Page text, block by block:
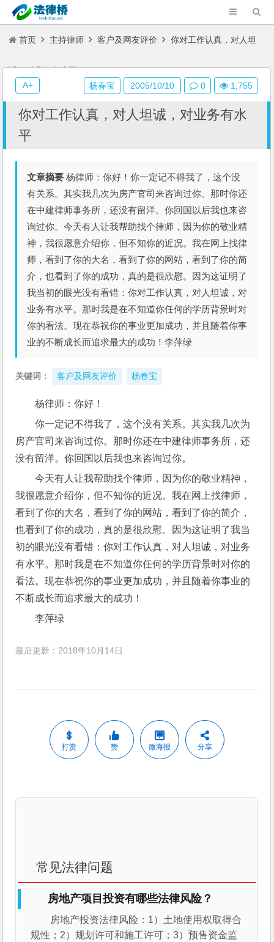
首页 主持律师 客户及网友评价 你对工作认真，对人坦
诚，对业务有水平
你对工作认真，对人坦诚，对业务有水
平
文章摘要 杨律师：你好！你一定记不得我了，这个没
有关系。其实我几次为房产官司来咨询过你。那时你还
在中建律师事务所，还没有留洋。你回国以后我也来咨
询过你。今天有人让我帮助找个律师，因为你的敬业精
神，我很愿意介绍你，但不知你的近况。我在网上找律
师，看到了你的大名，看到了你的网站，看到了你的简
介，也看到了你的成功，真的是很欣慰。因为这证明了
我当初的眼光没有看错：你对工作认真，对人坦诚，对
业务有水平。那时我是在不知道你任何的学历背景时对
你的看法。现在恭祝你的事业更加成功，并且随着你事
业的不断成长而追求最大的成功！李萍绿
关键词： 客户及网友评价 杨春宝
杨律师：你好！
你一定记不得我了，这个没有关系。其实我几次为
房产官司来咨询过你。那时你还在中建律师事务所，还
没有留洋。你回国以后我也来咨询过你。
今天有人让我帮助找个律师，因为你的敬业精神，
我很愿意介绍你，但不知你的近况。我在网上找律师，
看到了你的大名，看到了你的网站，看到了你的简介，
也看到了你的成功，真的是很欣慰。因为这证明了我当
初的眼光没有看错：你对工作认真，对人坦诚，对业务
有水平。那时我是在不知道你任何的学历背景时对你的
看法。现在恭祝你的事业更加成功，并且随着你事业的
不断成长而追求最大的成功！
李萍绿
最后更新：2018年10月14日
打赏 赞 微海报 分享
常见法律问题
房地产项目投资有哪些法律风险？
房地产投资法律风险：1）土地使用权取得合
规性；2）规划许可和施工许可；3）预售资金监
杨春宝 2005/10/10 0 1,755
A+